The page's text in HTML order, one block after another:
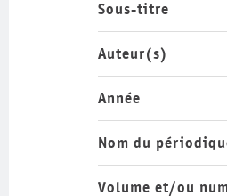
Sous-titre
Auteur(s)
Année
Nom du
Volume et/ou